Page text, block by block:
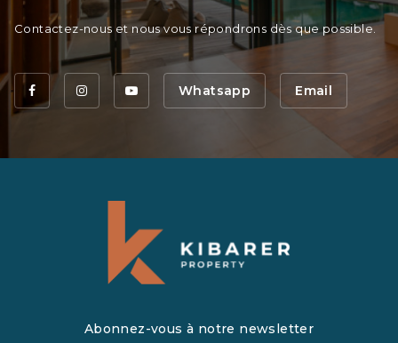
Contactez-nous et nous vous répondrons dès que possible.
Whatsapp Email
Abonnez-vous à notre newsletter